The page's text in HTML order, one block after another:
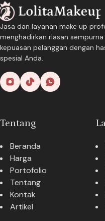
Jasa dan layanan make up
menghadirkan riasan
kepuasan pelanggan dengan
spesial Anda.
Tentang
Beranda
Harga
Portofolio
Tentang
Kontak
Artikel